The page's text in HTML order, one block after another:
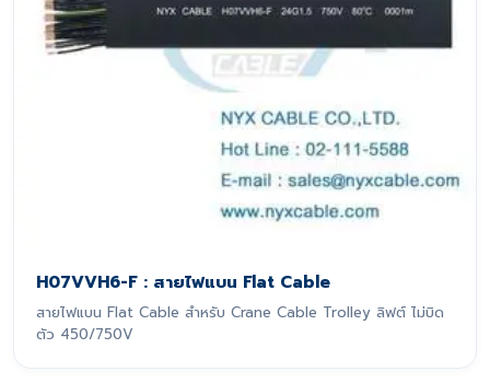
H07VVH6-F : สายไฟแบน Flat Cable
สายไฟแบน Flat Cable สำหรับ Crane Cable Trolley ลิฟต์ ไม่บิด
ตัว 450/750V